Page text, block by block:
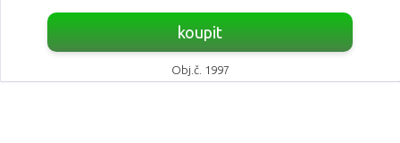
koupit
Obj.č. 1997